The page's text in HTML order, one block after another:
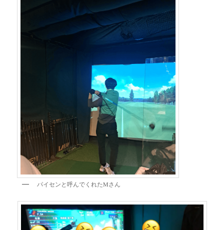
パイセンと呼んでくれたMさん